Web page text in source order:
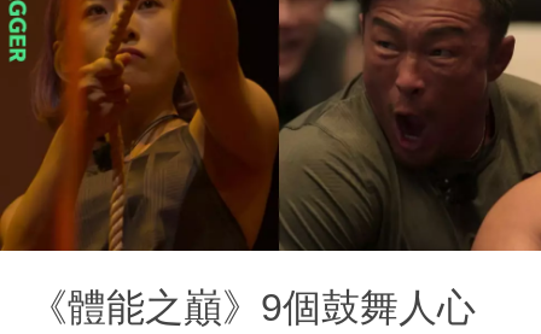
《體能之巔》9個鼓舞人心